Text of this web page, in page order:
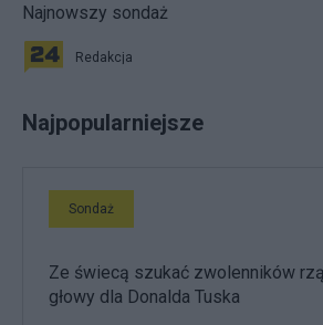
Najnowszy sondaż
Redakcja
Najpopularniejsze
Sondaż
Ze świecą szukać zwolenników
głowy dla Donalda Tuska